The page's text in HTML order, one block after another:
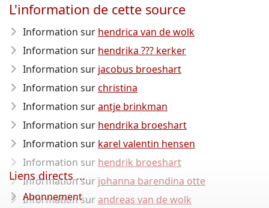
L'information de cette source
Information sur hendrica van de wolk
Information sur hendrika ??? kerker
Information sur jacobus broeshart
Information surchristina
Information surantje brinkman
Information sur hendrika broeshart
Information sur karel valentin hensen
Information sur hendrik broeshart
Information sur johanna barendina otte
Information surandreas van de wolk
Liens directs ...
Abonnement